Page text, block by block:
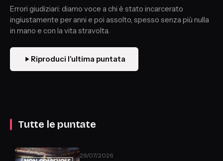
Errori giudiziari: diamo voce a chi è stato incarcerato
ingiustamente per anni e poi assolto, spesso senza più nulla
in mano e con la vita stravolta.
Riproduci l'ultima puntata
Tutte le puntate
29/07/2026